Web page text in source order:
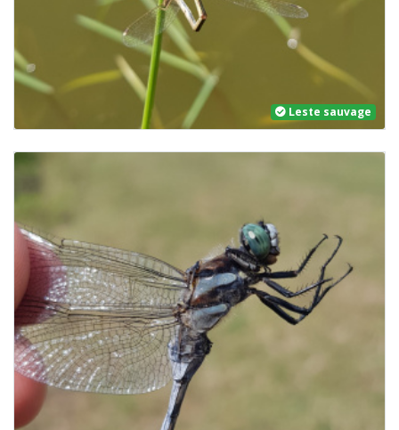
Leste sauvage